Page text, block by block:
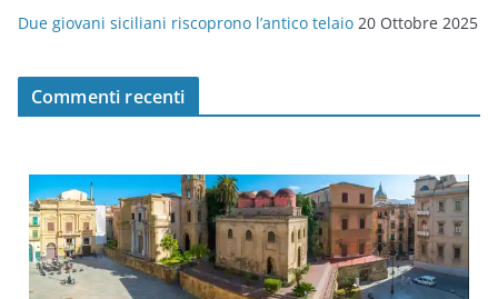
Due giovani siciliani riscoprono l’antico telaio 20 Ottobre 2025
Commenti recenti